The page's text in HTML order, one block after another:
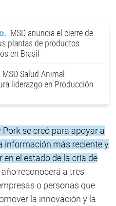
MSD anuncia el cierre de
plantas de productos
en Brasil
MSD Salud Animal
liderazgo en Producción
se creó para apoyar a
información más reciente y
el estado de la cría de
reconocerá a tres
o personas que
la innovación y la